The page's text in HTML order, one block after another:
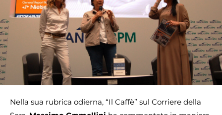
Nella sua rubrica odierna, “Il Caffè” sul Corriere della